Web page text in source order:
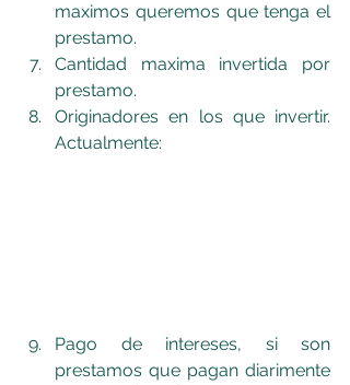
maximos queremos que tenga el
prestamo.
Cantidad maxima invertida por
prestamo.
Originadores en los que invertir.
Actualmente:
Pago de intereses, si son
prestamos que pagan diarimente